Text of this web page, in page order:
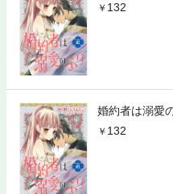
132
婚約者は溺愛
132